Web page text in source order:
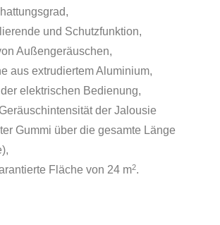
und Schutzfunktion,
Außengeräuschen,
aus extrudiertem Aluminium,
elektrischen Bedienung,
der Jalousie
Gummi über die gesamte Länge
Fläche von 24 m2.